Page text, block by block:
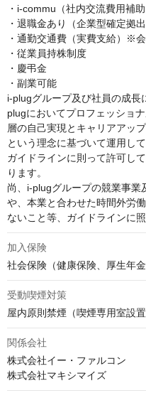
・i-commu（社内交流費用補助
・退職金あり（企業型確定拠
・通勤交通費（実費支給）※
・従業員持株制度
・慶弔金
・副業可能
i-plugグループ及び社員の成長
plugにおいてプロフェッショ
層の自己実現とキャリアアッ
という理念に基づいて運用して
ガイドラインに則って許可し
ります。
尚、i-plugグループの競業事
や、本業と合わせた時間外労
ないこと等、ガイドラインに
加入保険
社会保険（健康保険、厚⽣年
受動喫煙対策
屋内原則禁煙（喫煙専⽤室設置
関係会社
株式会社イー・ファルコン
株式会社マキシマイズ